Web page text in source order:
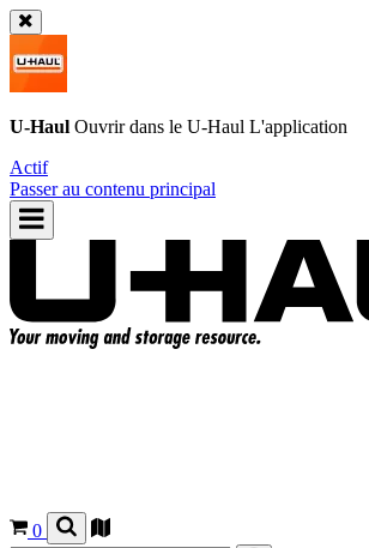
U-Haul Ouvrir dans le U-Haul L'application
Actif
Passer au contenu principal
0